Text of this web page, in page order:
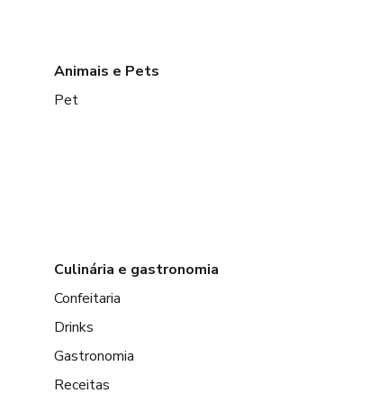
Animais e Pets
Pet
Culinária e gastronomia
Confeitaria
Drinks
Gastronomia
Receitas